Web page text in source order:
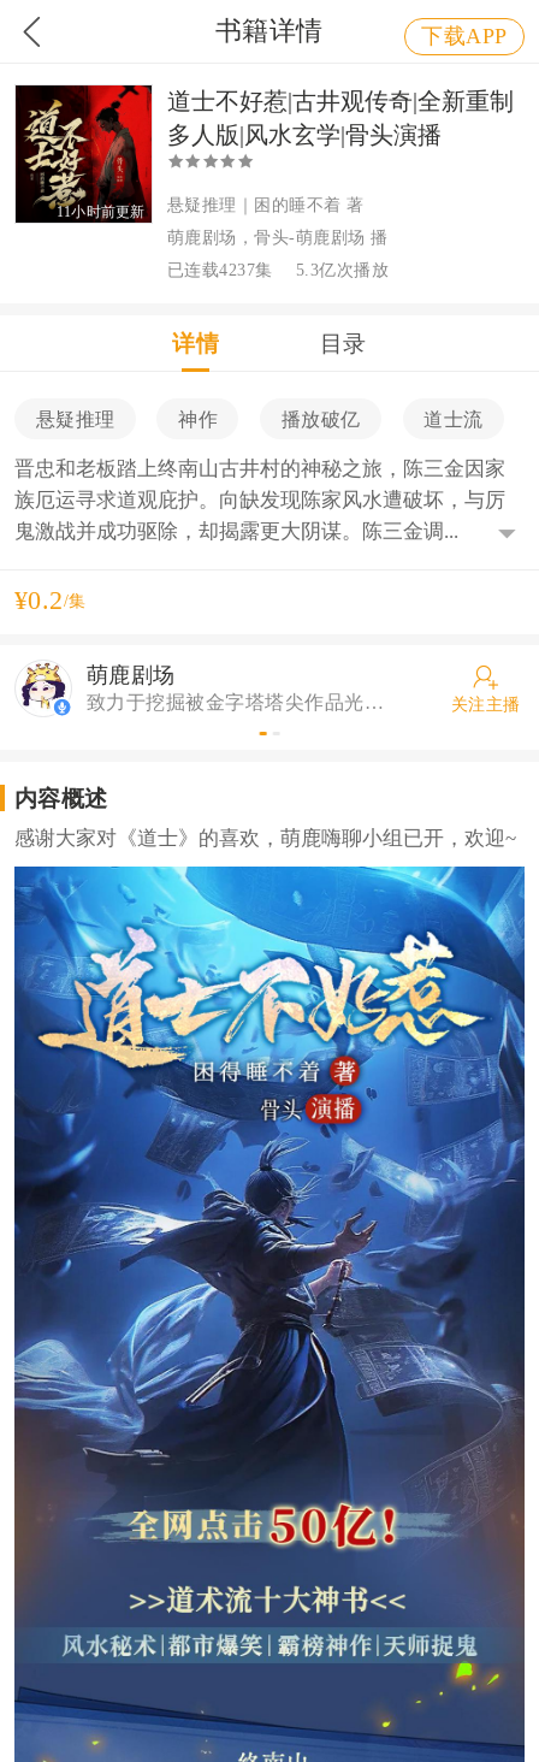
书籍详情 下载APP
11小时前更新
道士不好惹|古井观传奇|全新重制
多人版|风水玄学|骨头演播
悬疑推理｜困的睡不着 著
萌鹿剧场，骨头-萌鹿剧场 播
已连载4237集
5.3亿次播放
详情 目录
悬疑推理 神作 播放破亿 道士流
晋忠和老板踏上终南山古井村的神秘之旅，陈三金因家
族厄运寻求道观庇护。向缺发现陈家风水遭破坏，与厉
鬼激战并成功驱除，却揭露更大阴谋。陈三金调...
¥0.2/集
萌鹿剧场
致力于挖掘被金字塔塔尖作品光芒掩盖的文学金矿，让更多有创作情怀的人们实现梦想的梦之剧场。 关注主播
内容概述
感谢大家对《道士》的喜欢，萌鹿嗨聊小组已开，欢迎~